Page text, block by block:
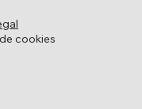
cookies